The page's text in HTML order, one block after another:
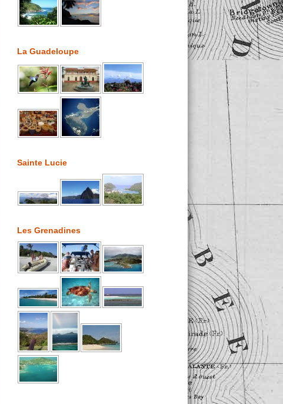
La Guadeloupe
Sainte Lucie
Les Grenadines